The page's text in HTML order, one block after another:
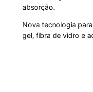
l
e
absorção.
Nova tecnologia
gel, fibra de vidro e